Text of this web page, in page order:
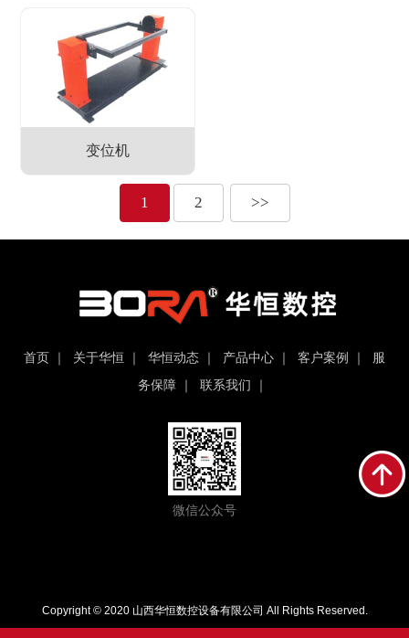
变位机
1 2 >>
首页 ｜ 关于华恒 ｜ 华恒动态 ｜ 产品中心 ｜ 客户案例 ｜ 服
务保障 ｜ 联系我们 ｜
微信公众号
Copyright © 2020 山西华恒数控设备有限公司 All Rights Reserved.